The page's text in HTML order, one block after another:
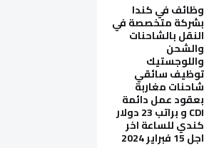
وظائف في كندا
بشركة متخصصة في
النقل بالشاحنات
والشحن
واللوجستيك
توظيف سائقي
شاحنات مغاربة
بعقود عمل دائمة
CDI و براتب 23 دولار
كندي للساعة اخر
اجل 15 فبراير 2024